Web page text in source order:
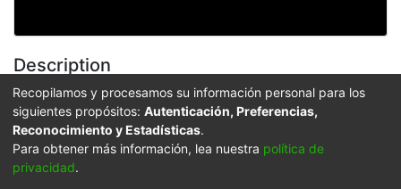
Description
El Archivo del Patrimonio Fotográfico y Fílmico del
Valle del Cauca es responsabilidad de la Biblioteca
Departamental del Valle Jorge Garcés Borrero, por
convenio de cooperación suscrito con la Secretaría de
Cultura Departamental, con el fin de aunar esfuerzos
Recopilamos y procesamos su información personal para los
siguientes propósitos: Autenticación, Preferencias,
Reconocimiento y Estadísticas.
Para obtener más información, lea nuestra política de
privacidad.